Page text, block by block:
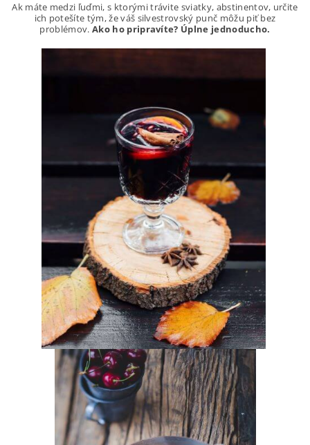
Ak máte medzi ľuďmi, s ktorými trávite sviatky, abstinentov, určite
ich potešíte tým, že váš silvestrovský punč môžu piť bez
problémov. Ako ho pripravíte? Úplne jednoducho.